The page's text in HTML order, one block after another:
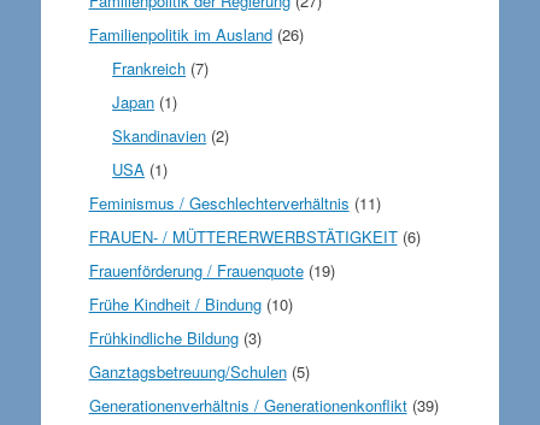
Familienpolitik im Ausland(26)
Frankreich (7)
Japan (1)
Skandinavien (2)
USA (1)
Feminismus / Geschlechterverhältnis (11)
FRAUEN- / MÜTTERERWERBSTÄTIGKEIT(6)
Frauenförderung / Frauenquote(19)
Frühe Kindheit / Bindung(10)
Frühkindliche Bildung(3)
Ganztagsbetreuung/Schulen(5)
Generationenverhältnis / Generationenkonflikt(39)